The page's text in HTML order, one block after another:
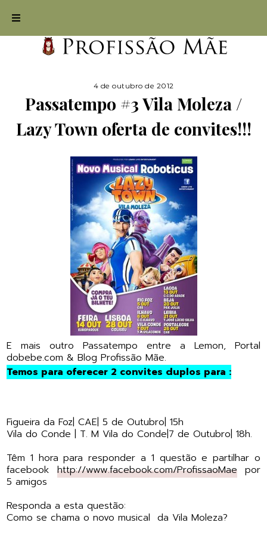
4 de outubro de 2012
Passatempo #3 Vila Moleza /
Lazy Town oferta de convites!!!
E mais outro Passatempo entre a Lemon, Portal
dobebe.com & Blog Profissão Mãe.
Temos para oferecer 2 convites duplos para :
Figueira da Foz| CAE| 5 de Outubro| 15h
Vila do Conde | T. M Vila do Conde|7 de Outubro| 18h.
Têm 1 hora para responder a 1 questão e partilhar o
facebook http://www.facebook.com/ProfissaoMaepor
5 amigos
Responda a esta questão:
Como se chama o novo musical da Vila Moleza?